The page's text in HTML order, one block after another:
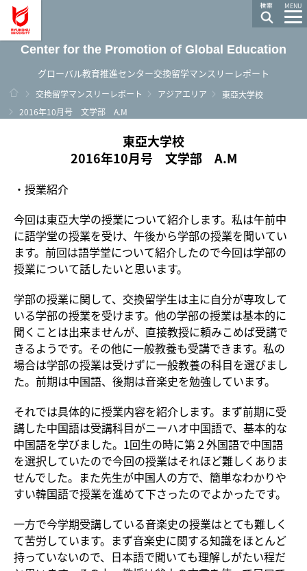
MENU
Center for the Promotion of Global Education
グローバル教育推進センター交換留学マンスリーレポート
ホーム
交換留学マンスリーレポート アジアエリア
東亞大学校
2016年10月号 文学部 A.M
東亞大学校
2016年10月号 文学部 A.M
・授業紹介
今回は東亞大学の授業について紹介します。私は午前中
に語学堂の授業を受け、午後から学部の授業を聞いてい
ます。前回は語学堂について紹介したので今回は学部の
授業について話したいと思います。
学部の授業に関して、交換留学生は主に自分が専攻して
いる学部の授業を受けます。他の学部の授業は基本的に
聞くことは出来ませんが、直接教授に頼みこめば受講で
きるようです。その他に一般教養も受講できます。私の
場合は学部の授業は受けずに一般教養の科目を選びまし
た。前期は中国語、後期は音楽史を勉強しています。
それでは具体的に授業内容を紹介します。まず前期に受
講した中国語は受講科目がニーハオ中国語で、基本的な
中国語を学びました。1回生の時に第２外国語で中国語
を選択していたので今回の授業はそれほど難しくありま
せんでした。また先生が中国人の方で、簡単なわかりや
すい韓国語で授業を進めて下さったのでよかったです。
一方で今学期受講している音楽史の授業はとても難しく
て苦労しています。まず音楽史に関する知識をほとんど
持っていないので、日本語で聞いても理解しがたい程だ